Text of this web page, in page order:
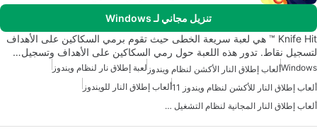
تنزيل مجاني لـ Windows
Knife Hit ™ هي لعبة سريعة الخطى حيث تقوم برمي السكاكين على الأهداف
لتسجيل نقاط. تدور هذه اللعبة حول رمي السكاكين على الأهداف وتسجيل…
Windowsألعاب إطلاق النار الأكشن لنظام ويندوز لعبة إطلاق نار لنظام ويندوز
ألعاب إطلاق النار للأكشن لنظام ويندوز 11
ألعاب إطلاق النار للويندوز
ألعاب إطلاق النار المجانية لنظام التشغيل ويندوز